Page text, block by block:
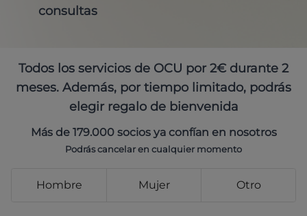
consultas
Todos los servicios de OCU por 2€ durante 2
meses. Además, por tiempo limitado, podrás
elegir regalo de bienvenida
Más de 179.000 socios ya confían en nosotros
Podrás cancelar en cualquier momento
Hombre Mujer Otro